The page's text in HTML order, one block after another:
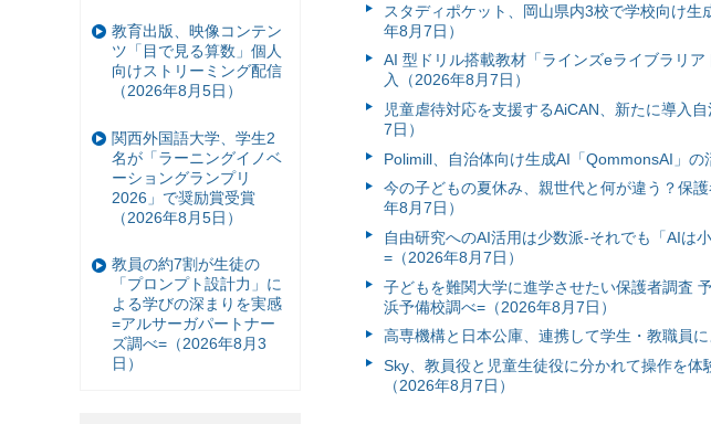
スタディポケット、岡山県内3校で学校向け
年8月7日）
AI 型ドリル搭載教材「ラインズeライブラリ
入（2026年8月7日）
児童虐待対応を支援するAiCAN、新たに導入
7日）
Polimill、自治体向け生成AI「QommonsAI」
今の子どもの夏休み、親世代と何が違う？保
年8月7日）
自由研究へのAI活用は少数派-それでも「AIは
=（2026年8月7日）
子どもを難関大学に進学させたい保護者調査
浜予備校調べ=（2026年8月7日）
高専機構と日本公庫、連携して学生・教職員
Sky、教員役と児童生徒役に分かれて操作を
（2026年8月7日）
教育出版、映像コンテン
ツ「目で見る算数」個人
向けストリーミング配信
（2026年8月5日）
関西外国語大学、学生2
名が「ラーニングイノベ
ーショングランプリ
2026」で奨励賞受賞
（2026年8月5日）
教員の約7割が生徒の
「プロンプト設計力」に
よる学びの深まりを実感
=アルサーガパートナー
ズ調べ=（2026年8月3
日）